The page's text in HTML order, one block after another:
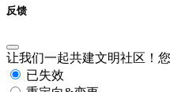
反馈
让我们一起共建文明社区！
已失效